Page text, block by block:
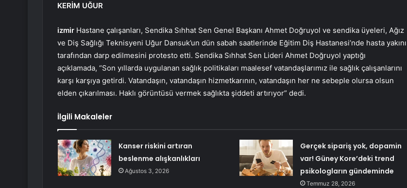
KERİM UĞUR
izmir Hastane çalışanları, Sendika Sıhhat Sen Genel Başkanı Ahmet Doğruyol ve sendika üyeleri, Ağız
ve Diş Sağlığı Teknisyeni Uğur Dansuk’un dün sabah saatlerinde Eğitim Diş Hastanesi’nde hasta yakını
tarafından darp edilmesini protesto etti. Sendika Sıhhat Sen Lideri Ahmet Doğruyol yaptığı
açıklamada, “Son yıllarda uygulanan sağlık politikaları maalesef vatandaşlarımız ile sağlık çalışanlarını
karşı karşıya getirdi. Vatandaşın, vatandaşın hizmetkarının, vatandaşın her ne sebeple olursa olsun
elden çıkarılması. Haklı görüntüsü vermek sağlıkta şiddeti artırıyor” dedi.
İlgili Makaleler
Kanser riskini artıran
beslenme alışkanlıkları
Ağustos 3, 2026
Gerçek sipariş yok, dopamin
var! Güney Kore’deki trend
psikologların gündeminde
Temmuz 28, 2026